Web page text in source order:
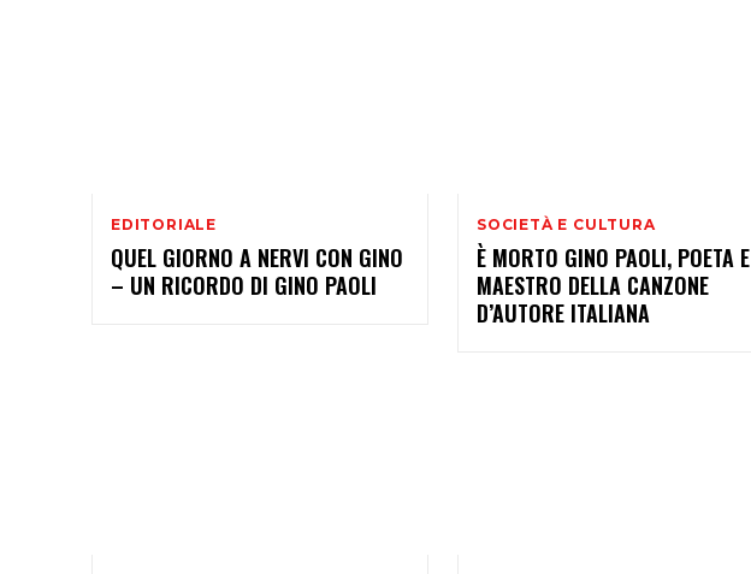
EDITORIALE
QUEL GIORNO A NERVI CON GINO
– UN RICORDO DI GINO PAOLI
SOCIETÀ E CULTURA
È MORTO GINO PAOLI, POETA E
MAESTRO DELLA CANZONE
D’AUTORE ITALIANA